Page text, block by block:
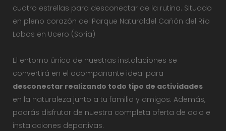
cuatro estrellas para desconectar de la rutina. Situado
en pleno corazón del Parque Naturaldel Cañón del Río
Lobos en Ucero (Soria)
El entorno único de nuestras instalaciones se
convertirá en el acompañante ideal para
desconectar realizando todo tipo de actividades
en la naturaleza junto a tu familia y amigos. Además,
podrás disfrutar de nuestra completa oferta de ocio e
instalaciones deportivas.